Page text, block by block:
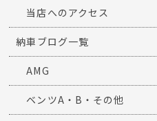
当店へのアクセス
納車ブログ一覧
AMG
ベンツA・B・その他